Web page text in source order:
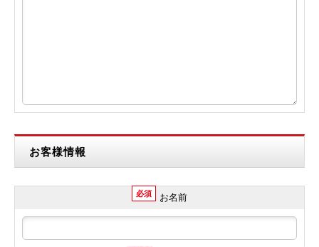
お客様情報
必須 お名前